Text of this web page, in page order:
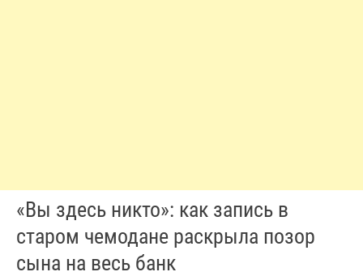
«Вы здесь никто»: как запись в
старом чемодане раскрыла позор
сына на весь банк